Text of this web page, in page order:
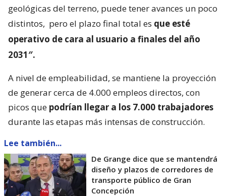
geológicas del terreno, puede tener avances un poco
distintos, pero el plazo final total es que esté
operativo de cara al usuario a finales del año
2031″.
A nivel de empleabilidad, se mantiene la proyección
de generar cerca de 4.000 empleos directos, con
picos que podrían llegar a los 7.000 trabajadores
durante las etapas más intensas de construcción.
Lee también...
De Grange dice que se mantendrá
diseño y plazos de corredores de
transporte público de Gran
Concepción